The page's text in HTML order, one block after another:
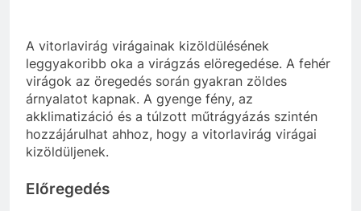
A vitorlavirág virágainak kizöldülésének
leggyakoribb oka a virágzás elöregedése. A fehér
virágok az öregedés során gyakran zöldes
árnyalatot kapnak. A gyenge fény, az
akklimatizáció és a túlzott műtrágyázás szintén
hozzájárulhat ahhoz, hogy a vitorlavirág virágai
kizöldüljenek.
Előregedés